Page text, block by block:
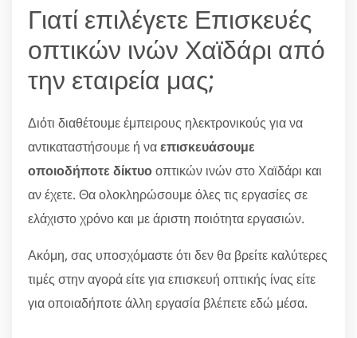
Γιατί επιλέγετε Επισκευές
οπτικών ινών Χαϊδάρι από
την εταιρεία μας;
Διότι διαθέτουμε έμπειρους ηλεκτρονικούς για να
αντικαταστήσουμε ή ναεπισκευάσουμε
οποιοδήποτε δίκτυοοπτικών ινών στο Χαϊδάρι και
αν έχετε. Θα ολοκληρώσουμε όλες τις εργασίες σε
ελάχιστο χρόνο και με άριστη ποιότητα εργασιών.
Ακόμη, σας υποσχόμαστε ότι δεν θα βρείτε καλύτερες
τιμές στην αγορά είτε για επισκευή οπτικής ίνας είτε
για οποιαδήποτε άλλη εργασία βλέπετε εδώ μέσα.